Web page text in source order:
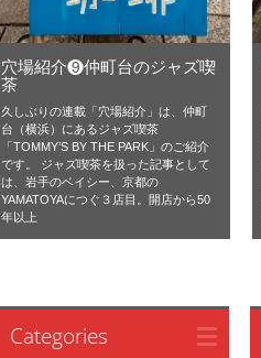
穴場紹介❾仲町台のジャズ喫
茶
久しぶりの連載「穴場紹介」は、仲町
台（横浜）にあるジャズ喫茶
「TOMMY’S BY THE PARK」のご紹介
です。 ジャズ喫茶を扱った記事として
は、岩手のベイシー、京都の
YAMATOYAにつぐ３店目。開店から50
年以上
Categories